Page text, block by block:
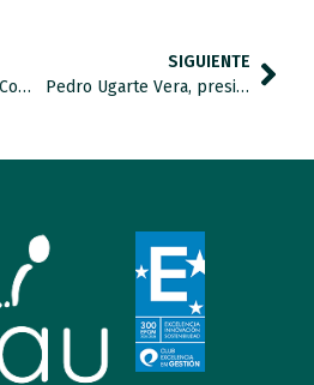
Buenas prácticas en Comunicación Alternativa y Aumentativa y SAACS en apoyo a personas con autismo.
SIGUIENTE
Pedro Ugarte Vera, presidente de FESPAU, ha sido nombrado presidente de la Confederación Autismo España